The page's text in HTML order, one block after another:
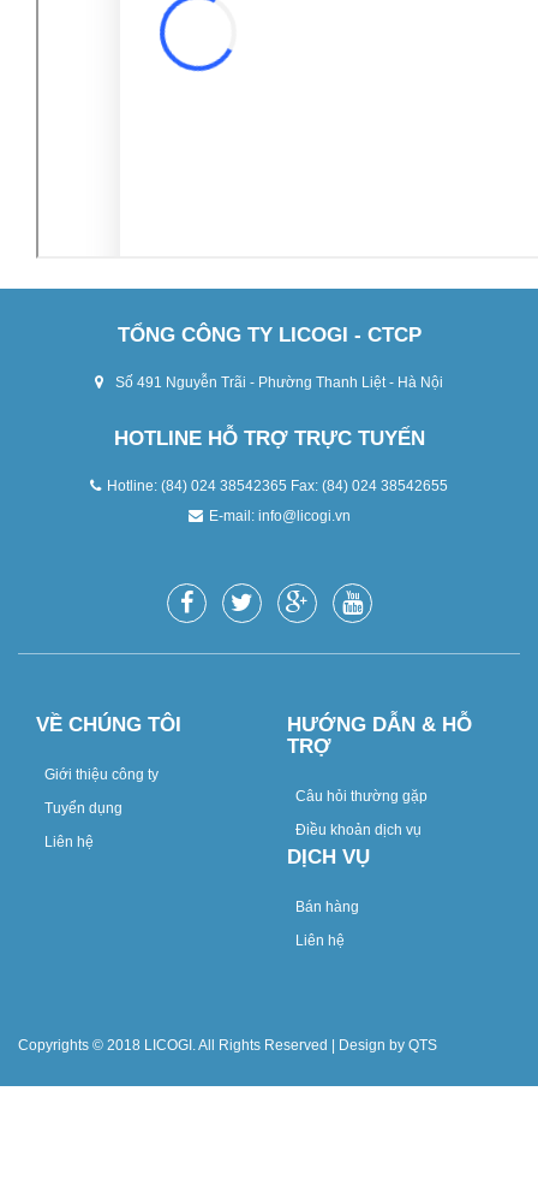
TỔNG CÔNG TY LICOGI - CTCP
Số 491 Nguyễn Trãi - Phường Thanh Liệt - Hà Nội
HOTLINE HỖ TRỢ TRỰC TUYẾN
Hotline: (84) 024 38542365 Fax: (84) 024 38542655
E-mail: info@licogi.vn
VỀ CHÚNG TÔI
Giới thiệu công ty
Tuyển dụng
Liên hệ
HƯỚNG DẪN & HỖ
TRỢ
Câu hỏi thường gặp
Điều khoản dịch vụ
DỊCH VỤ
Bán hàng
Liên hệ
Copyrights © 2018 LICOGI. All Rights Reserved | Design by QTS